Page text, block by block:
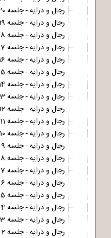
رجال و درایه - جلسه 20
رجال و درایه - جلسه 19
رجال و درایه - جلسه 18
رجال و درایه - جلسه 17
رجال و درایه - جلسه 16
رجال و درایه - جلسه 15
رجال و درایه - جلسه 14
رجال و درایه - جلسه 13
رجال و درایه - جلسه 12
رجال و درایه - جلسه 11
رجال و درایه - جلسه 10
رجال و درایه - جلسه 9
رجال و درایه - جلسه 8
رجال و درایه - جلسه 7
رجال و درایه - جلسه 6
رجال و درایه - جلسه 5
رجال و درایه - جلسه 4
رجال و درایه - جلسه 3
رجال و درایه - جلسه 2